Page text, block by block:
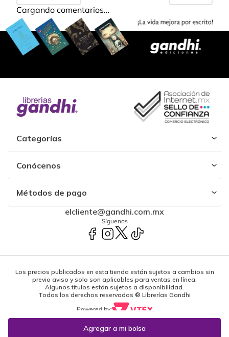
Cargando comentarios…
Categorías
Conócenos
Métodos de pago
elcliente@gandhi.com.mx
Síguenos
Los precios publicados en esta tienda están sujetos a cambios sin
previo aviso y solo son aplicables para ventas en línea.
Algunos títulos están sujetos a disponibilidad.
Todos los derechos reservados ® Librerías Gandhi
Powered by: